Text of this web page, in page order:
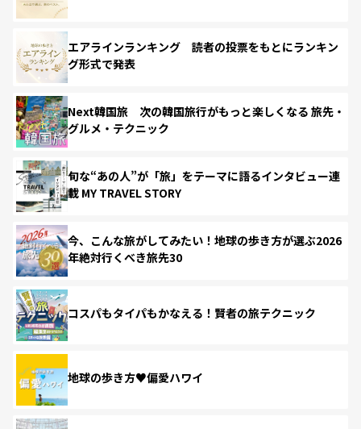
エアラインランキング 読者の投票をもとにランキン
グ形式で発表
Next韓国旅 次の韓国旅行がもっと楽しくなる 旅先・
グルメ・テクニック
旬な“あの人”が「旅」をテーマに語るインタビュー連
載 MY TRAVEL STORY
今、こんな旅がしてみたい！地球の歩き方が選ぶ2026
年絶対行くべき旅先30
コスパもタイパもかなえる！賢者の旅テクニック
地球の歩き方♥偏愛ハワイ